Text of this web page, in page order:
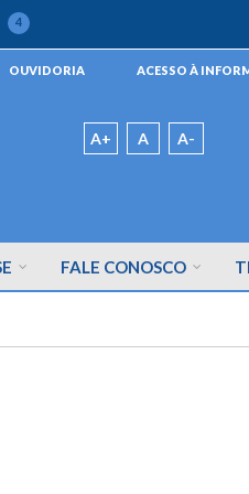
4
OUVIDORIA ACESSO À
A+ A A-
FALE CONOSCO